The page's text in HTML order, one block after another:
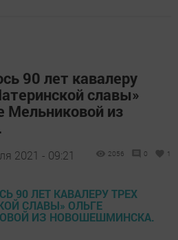
90 лет кавалеру
славы»
Мельниковой из
2021 - 09:21 2056 0 1